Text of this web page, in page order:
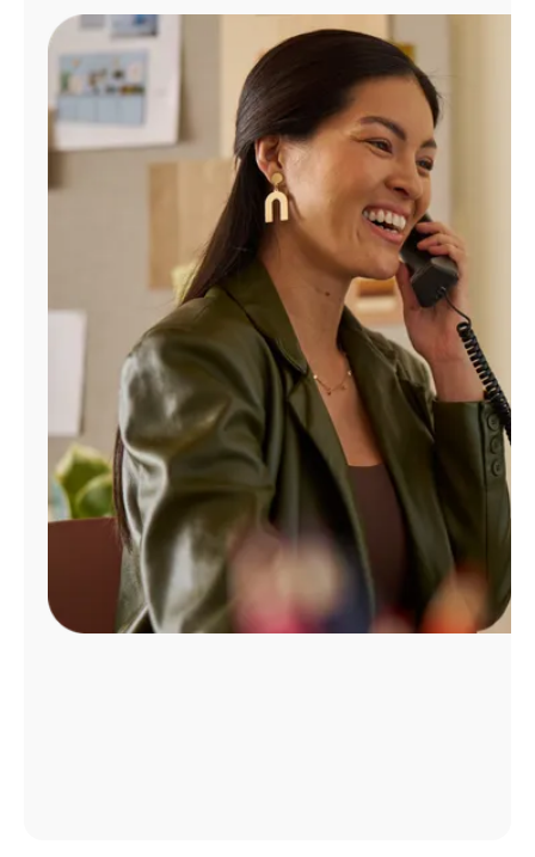
Administrar
cuenta
Encuentra
tienda